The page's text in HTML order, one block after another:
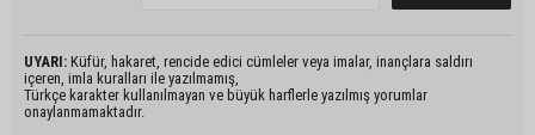
UYARI: Küfür, hakaret, rencide edici cümleler veya imalar, inançlara saldırı
içeren, imla kuralları ile yazılmamış,
Türkçe karakter kullanılmayan ve büyük harflerle yazılmış yorumlar
onaylanmamaktadır.